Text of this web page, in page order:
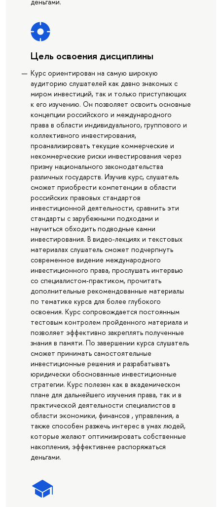
деньгами.
Цель освоения дисциплины
Курс ориентирован на самую широкую
аудиторию слушателей как давно знакомых с
миром инвестиций, так и только приступающих
к его изучению. Он позволяет освоить основные
концепции российского и международного
права в области индивидуального, группового и
коллективного инвестирования,
проанализировать текущие коммерческие и
некоммерческие риски инвестирования через
призму национального законодательства
различных государств. Изучив курс, слушатель
сможет приобрести компетенции в области
российских правовых стандартов
инвестиционной деятельности, сравнить эти
стандарты с зарубежными подходами и
научиться обходить подводные камни
инвестирования. В видео-лекциях и текстовых
материалах слушатель сможет подчерпнуть
современное видение международного
инвестиционного права, прослушать интервью
со специалистом-практиком, прочитать
дополнительные рекомендованные материалы
по тематике курса для более глубокого
освоения. Курс сопровождается постоянным
тестовым контролем пройденного материала и
позволяет эффективно закреплять полученные
знания в памяти. По завершении курса слушатель
сможет принимать самостоятельные
инвестиционные решения и разрабатывать
юридически обоснованные инвестиционные
стратегии. Курс полезен как в академическом
плане для дальнейшего изучения права, так и в
практической деятельности специалистов в
области экономики, финансов , управления, а
также способен разжечь интерес в умах людей,
которые желают оптимизировать собственные
накопления, эффективнее распоряжаться
деньгами.